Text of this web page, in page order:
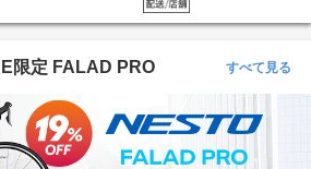
47 (適応身長目安160cm前後)
トグレー 50 (適応身長目安
前後)
限定 FALAD PRO すべて見る